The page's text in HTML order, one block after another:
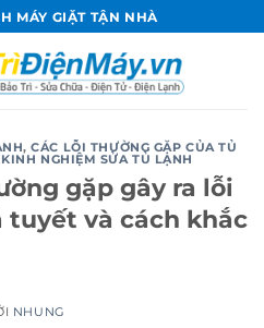
MÁY GIẶT TẬN NHÀ
,CÁC LỖI THƯỜNG GẶP CỦA TỦ
KINH NGHIỆM SỬA TỦ LẠNH
gặp gây ra lỗi
và cách khắc
NHUNG